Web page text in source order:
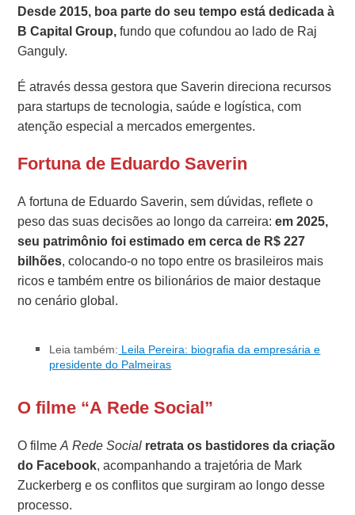
Desde 2015, boa parte do seu tempo está dedicada à
B Capital Group,fundo que cofundou ao lado de Raj
Ganguly.
É através dessa gestora que Saverin direciona recursos
para startups de tecnologia, saúde e logística, com
atenção especial a mercados emergentes.
Fortuna de Eduardo Saverin
A fortuna de Eduardo Saverin, sem dúvidas, reflete o
peso das suas decisões ao longo da carreira:em 2025,
seu patrimônio foi estimado em cerca de R$ 227
bilhões, colocando-o no topo entre os brasileiros mais
ricos e também entre os bilionários de maior destaque
no cenário global.
Leia também: Leila Pereira: biografia da empresária e
presidente do Palmeiras
O filme “A Rede Social”
O filmeA Rede Social retrata os bastidores da criação
do Facebook, acompanhando a trajetória de Mark
Zuckerberg e os conflitos que surgiram ao longo desse
processo.